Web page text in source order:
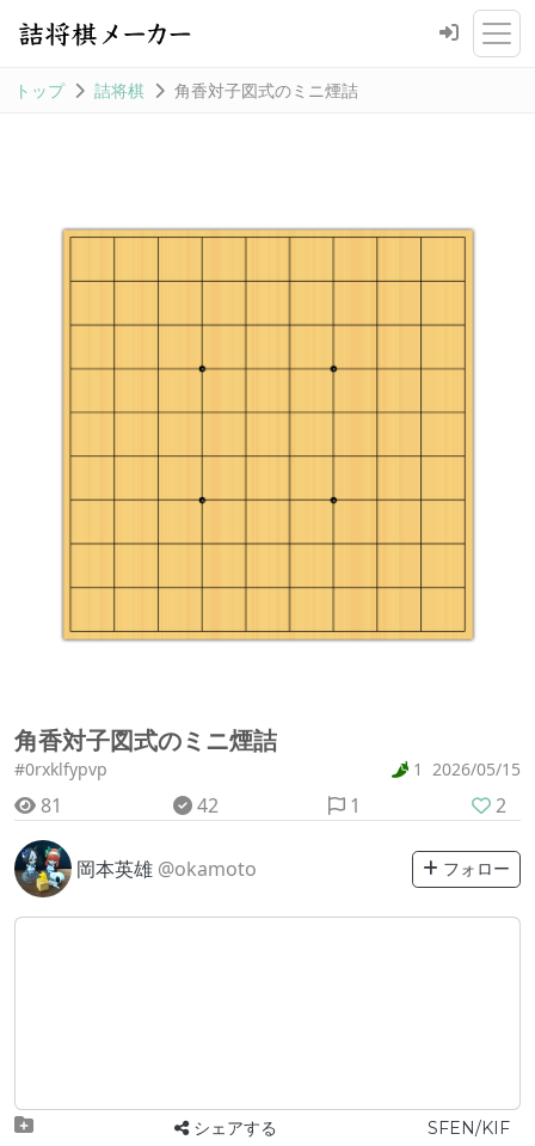
トップ 詰将棋 角香対子図式のミニ煙詰
角香対子図式のミニ煙詰
#0rxklfypvp 1 2026/05/15
81 42 1 2
岡本英雄 @okamoto フォロー
シェアする SFEN/KIF